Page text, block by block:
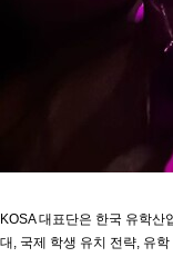
KOSA 대표단은 한국 유학
대, 국제 학생 유치 전략, 유